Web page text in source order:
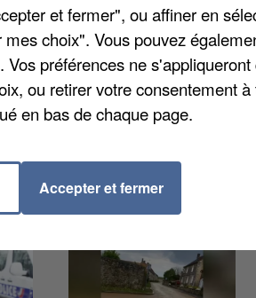
chargé du secteur Sud, et
permet aux élus et
à leurs problèmes
les projets.
comité de quartier.
et fermer", ou affiner en
choix". Vous pouvez
préférences ne
ou retirer votre consentement à
en bas de chaque page.
Accepter et fermer